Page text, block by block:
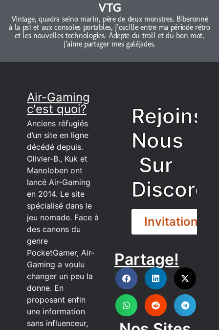
VTG
Vintage, quadra seino marin, père de deux monstres. Biberonné
à la ps1 et aux consoles portables, j’oscille entre ma période rétro
et les nouvelles technologies. Adepte du troll et du bon mot,
j’aime partager mes galéjades.
Air-Gaming
c'est quoi?
Anciens réfugiés
d’un site en ligne
décédé depuis.
Olivier-B., Kuk et
Manoloben ont
lancé Air-Gaming
en 2014. Le site
spécialisé dans le
jeu nomade. Face à
des canons du
genre
PocketGamer, Air-
Gaming a voulu
changer un peu la
donne. En
proposant enfin
une information
sans influenceur,
Rejoins
Nous
Sur
Discord
Invitation
DISCORD
Partage!